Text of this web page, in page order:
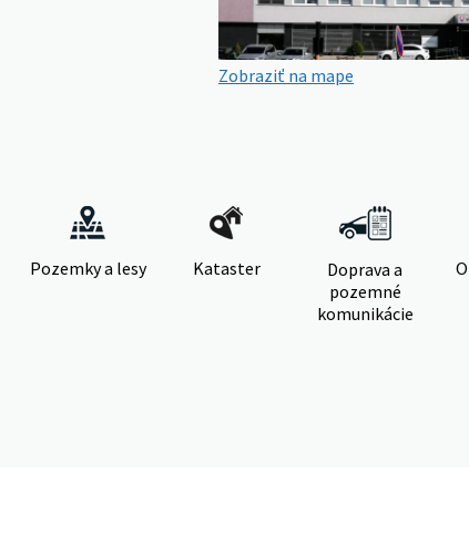
Zobraziť na mape
Pozemky a lesy Kataster
Doprava a
pozemné
komunikácie